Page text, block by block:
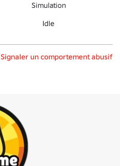
Simulation
Idle
Signaler un comportement abusif